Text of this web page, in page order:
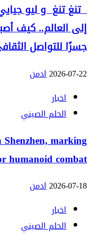
تنغ تنغ و ليو
إلى العالم.. كيف
جسرًا للتواصل
2026-07-22ادمن
اخبار
الحلم الصيني
marking
humanoid combat
2026-07-18ادمن
اخبار
الحلم الصيني